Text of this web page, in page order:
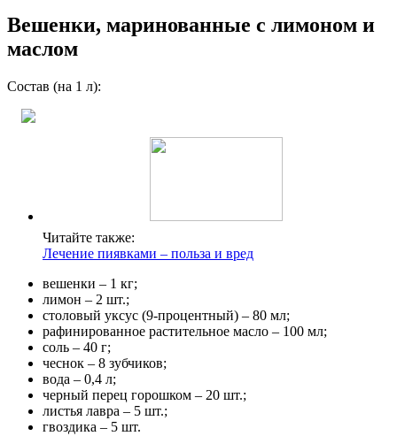
Вешенки, маринованные с лимоном и
маслом
Состав (на 1 л):
Читайте также:
Лечение пиявками – польза и вред
вешенки – 1 кг;
лимон – 2 шт.;
столовый уксус (9-процентный) – 80 мл;
рафинированное растительное масло – 100 мл;
соль – 40 г;
чеснок – 8 зубчиков;
вода – 0,4 л;
черный перец горошком – 20 шт.;
листья лавра – 5 шт.;
гвоздика – 5 шт.